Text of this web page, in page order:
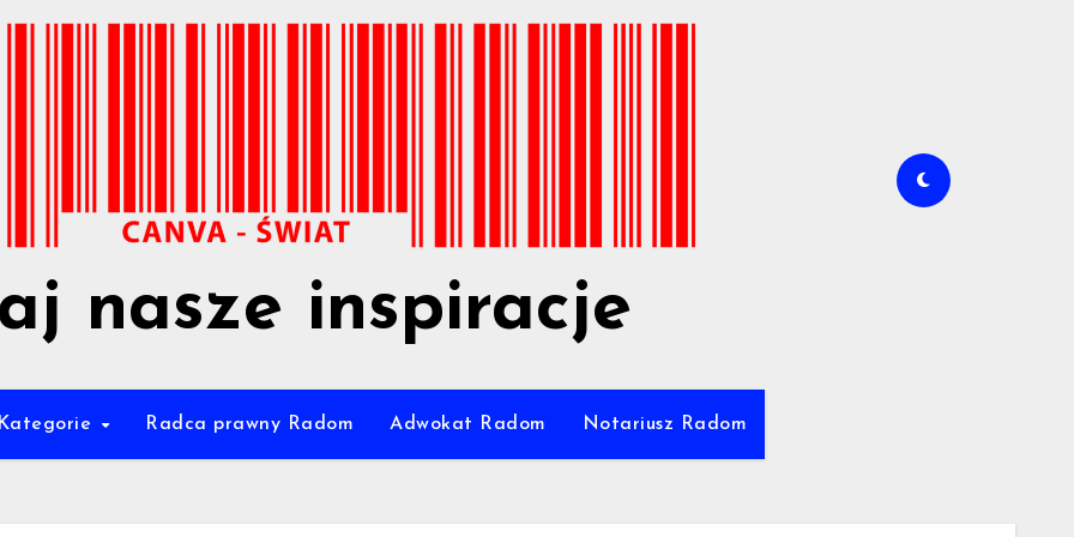
nasze inspiracje
Kategorie Radca prawny Radom Adwokat Radom Notariusz Radom